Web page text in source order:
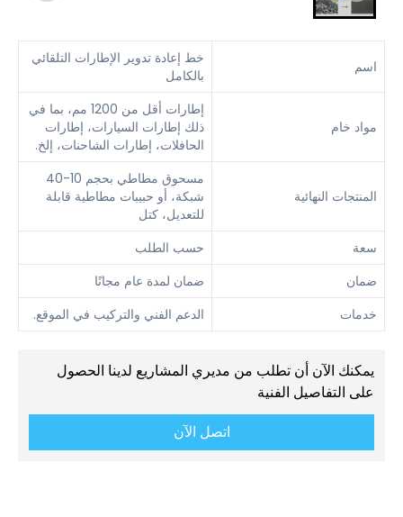
اسم
خط إعادة تدوير الإطارات التلقائي
بالكامل
مواد خام
إطارات أقل من 1200 مم، بما في
ذلك إطارات السيارات، إطارات
الحافلات، إطارات الشاحنات، إلخ.
المنتجات النهائية
مسحوق مطاطي بحجم 10-40
شبكة، أو حبيبات مطاطية قابلة
للتعديل، كتل
سعة
حسب الطلب
ضمان
ضمان لمدة عام مجانًا
خدمات
الدعم الفني والتركيب في الموقع.
يمكنك الآن أن تطلب من مديري المشاريع لدينا الحصول
على التفاصيل الفنية
اتصل الآن